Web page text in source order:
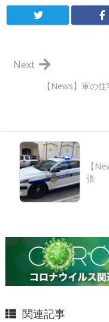
【News】軍の
Next
【
張
関連記事